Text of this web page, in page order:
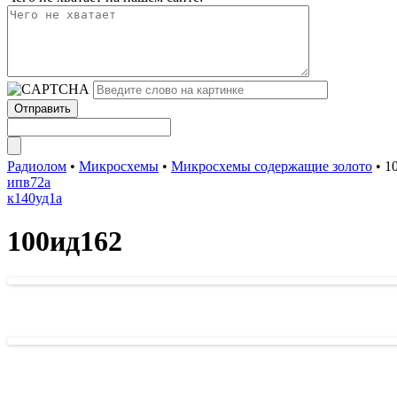
Радиолом • Микросхемы • Микросхемы содержащие золото •
ипв72a
к140уд1а
100ид162